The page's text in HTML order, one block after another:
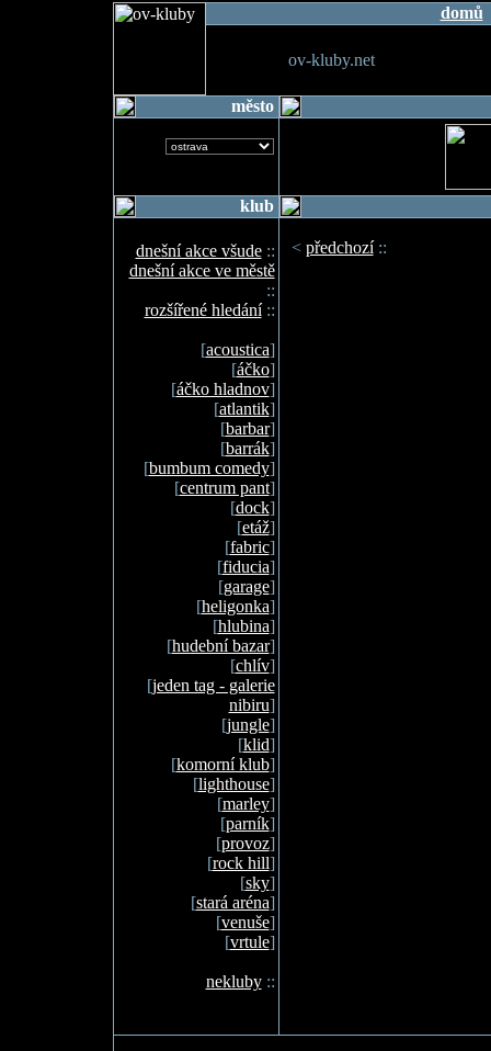
domů
ov-kluby.net
město
klub
dnešní akce všude::
dnešní akce ve městě
::
rozšířené hledání::
[acoustica]
[áčko]
[áčko hladnov]
[atlantik]
[barbar]
[barrák]
[bumbum comedy]
[centrum pant]
[dock]
[etáž]
[fabric]
[fiducia]
[garage]
[heligonka]
[hlubina]
[hudební bazar]
[chlív]
[jeden tag - galerie
nibiru]
[jungle]
[klid]
[komorní klub]
[lighthouse]
[marley]
[parník]
[provoz]
[rock hill]
[sky]
[stará aréna]
[venuše]
[vrtule]
nekluby::
< předchozí::